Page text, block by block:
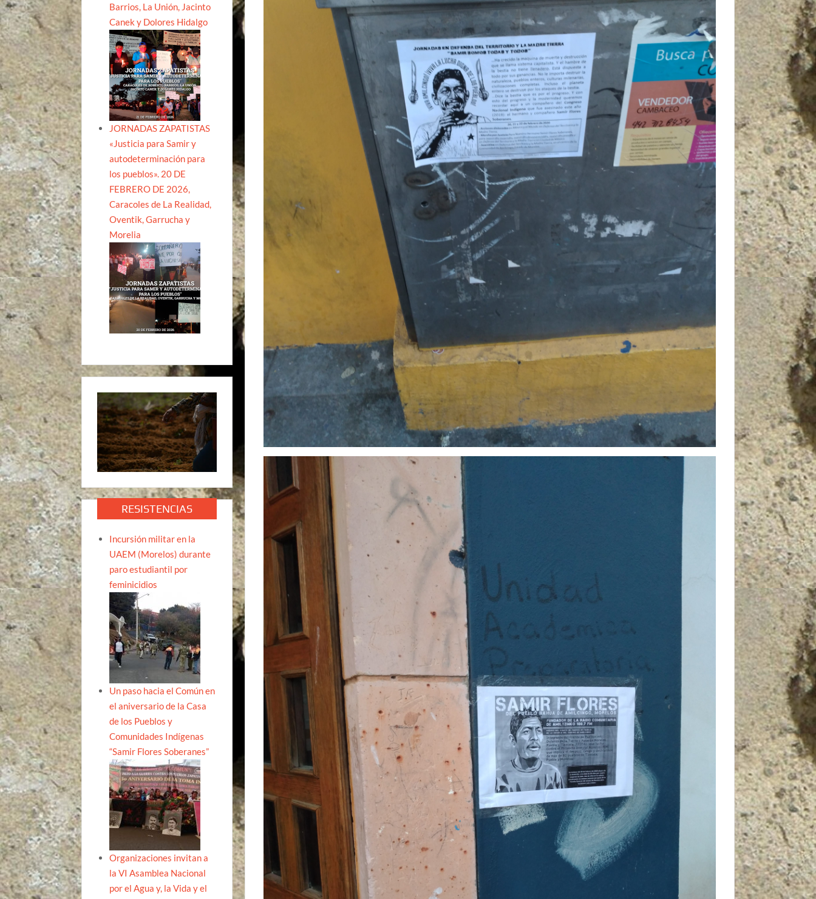
Barrios, La Unión, Jacinto
Canek y Dolores Hidalgo
JORNADAS ZAPATISTAS
«Justicia para Samir y
autodeterminación para
los pueblos». 20 DE
FEBRERO DE 2026,
Caracoles de La Realidad,
Oventik, Garrucha y
Morelia
RESISTENCIAS
Incursión militar en la
UAEM (Morelos) durante
paro estudiantil por
feminicidios
Un paso hacia el Común en
el aniversario de la Casa
de los Pueblos y
Comunidades Indígenas
“Samir Flores Soberanes”
Organizaciones invitan a
la VI Asamblea Nacional
por el Agua y, la Vida y el